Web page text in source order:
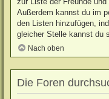
Außerdem kannst du im
den Listen hinzufügen,
gleicher Stelle kannst du
Nach oben
Die Foren